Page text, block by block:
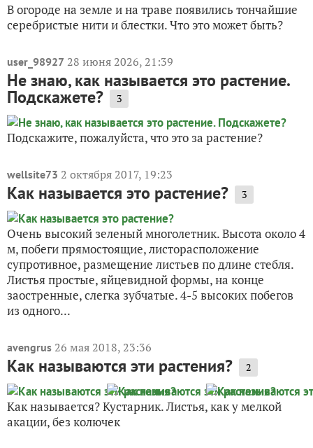
В огороде на земле и на траве появились тончайшие
серебристые нити и блестки. Что это может быть?
user_98927 28 июня 2026, 21:39
Не знаю, как называется это растение.
Подскажете? 3
Подскажите, пожалуйста, что это за растение?
wellsite73 2 октября 2017, 19:23
Как называется это растение? 3
Очень высокий зеленый многолетник. Высота около 4
м, побеги прямостоящие, листорасположение
супротивное, размещение листьев по длине стебля.
Листья простые, яйцевидной формы, на конце
заостренные, слегка зубчатые. 4-5 высоких побегов
из одного...
avengrus 26 мая 2018, 23:36
Как называются эти растения? 2
Как называется? Кустарник. Листья, как у мелкой
акации, без колючек